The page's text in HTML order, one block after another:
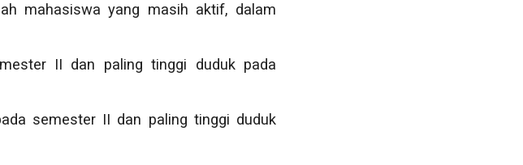
mahasiswa yang masih aktif, dalam
II dan paling tinggi duduk pada
semester II dan paling tinggi duduk